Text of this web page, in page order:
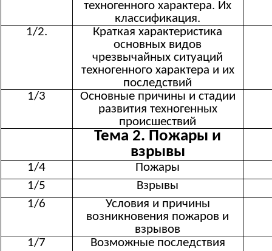
техногенного характера. Их
классификация.
1/2.
Краткая характеристика
основных видов
чрезвычайных ситуаций
техногенного характера и их
последствий
1/3
Основные причины и стадии
развития техногенных
происшествий
Тема 2. Пожары и
взрывы
1/4
Пожары
1/5
Взрывы
1/6
Условия и причины
возникновения пожаров и
взрывов
1/7
Возможные последствия